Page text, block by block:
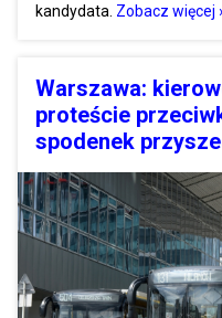
kandydata. Zobacz więcej
Warszawa:
proteście
spodenek